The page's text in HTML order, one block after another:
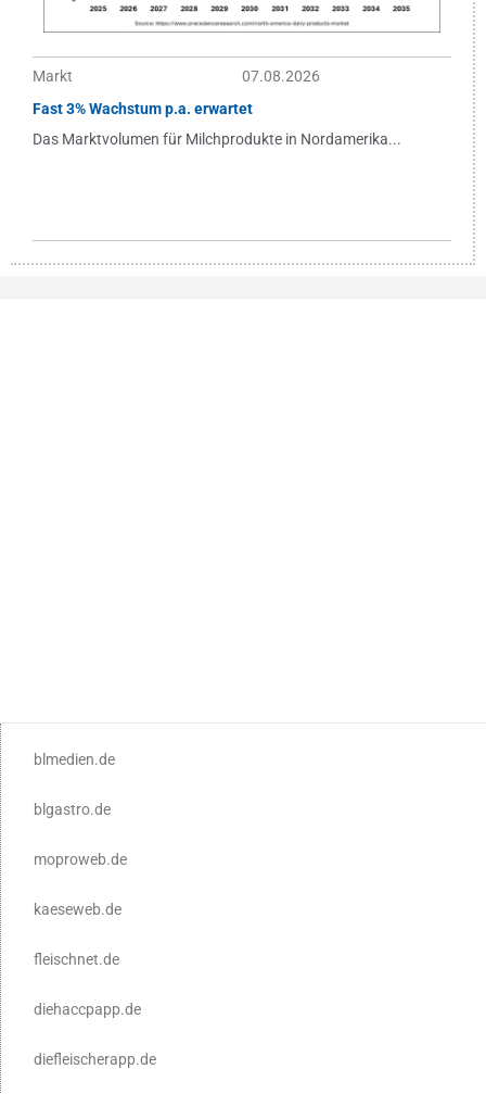
Markt
07.08.2026
Fast 3% Wachstum p.a. erwartet
Das Marktvolumen für Milchprodukte in Nordamerika...
blmedien.de
blgastro.de
moproweb.de
kaeseweb.de
fleischnet.de
diehaccpapp.de
diefleischerapp.de